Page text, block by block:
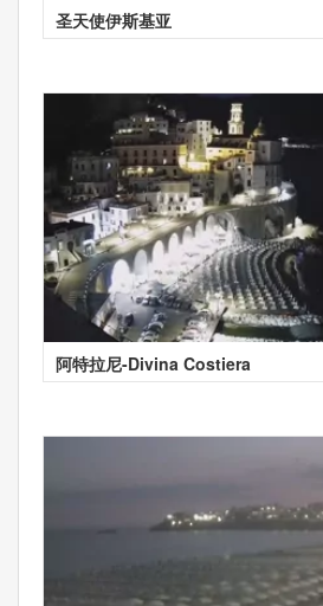
圣天使伊斯基亚
阿特拉尼-Divina Costiera